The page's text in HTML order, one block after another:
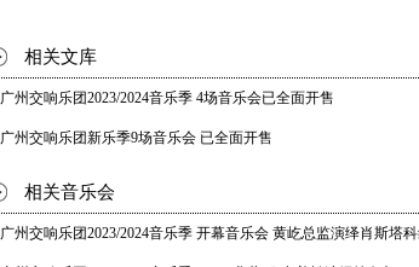
相关文库
广州交响乐团2023/2024音乐季 4场音乐会已全面开售
广州交响乐团新乐季9场音乐会 已全面开售
相关音乐会
广州交响乐团2023/2024音乐季 开幕音乐会 黄屹总监演绎肖斯塔